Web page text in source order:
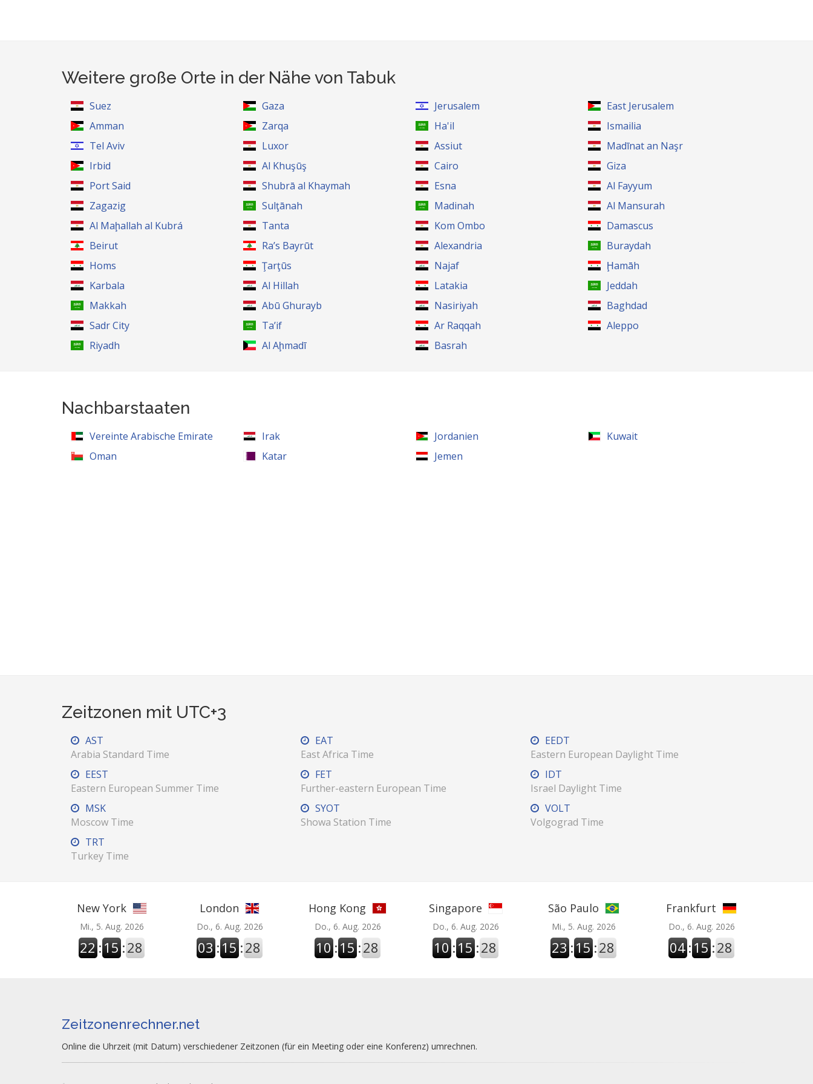
Weitere große Orte in der Nähe von Tabuk
Suez Gaza Jerusalem
East Jerusalem
Amman
Zarqa Ha'il
Ismailia
Tel Aviv
Luxor Assiut
Madīnat an Naşr
Irbid
Al Khuşūş Cairo
Giza
Port Said
Shubrā al Khaymah Esna
Al Fayyum
Zagazig
Sulţānah Madinah
Al Mansurah
Al Maḩallah al Kubrá
Tanta Kom Ombo
Damascus
Beirut
Ra’s Bayrūt Alexandria
Buraydah
Homs
Ţarţūs Najaf
Ḩamāh
Karbala
Al Hillah Latakia
Jeddah
Makkah
Abū Ghurayb Nasiriyah
Baghdad
Sadr City
Ta’if Ar Raqqah
Aleppo
Riyadh
Al Aḩmadī Basrah
Nachbarstaaten
Vereinte Arabische Emirate Irak Jordanien
Kuwait
Oman
Katar Jemen
Zeitzonen mit UTC+3
AST
Arabia Standard Time
EAT
East Africa Time
EEDT
Eastern European Daylight Time
EEST
Eastern European Summer Time
FET
Further-eastern European Time
IDT
Israel Daylight Time
MSK
Moscow Time
SYOT
Showa Station Time
VOLT
Volgograd Time
TRT
Turkey Time
New York
Mi., 5. Aug. 2026
22 :15 :29
London
Do., 6. Aug. 2026
03 :15 :29
Hong Kong
Do., 6. Aug. 2026
10 :15 :29
Singapore
Do., 6. Aug. 2026
10 :15 :29
São Paulo
Mi., 5. Aug. 2026
23 :15 :29
Frankfurt
Do., 6. Aug. 2026
04 :15 :29
Zeitzonenrechner.net
Online die Uhrzeit (mit Datum) verschiedener Zeitzonen (für ein Meeting oder eine Konferenz) umrechnen.